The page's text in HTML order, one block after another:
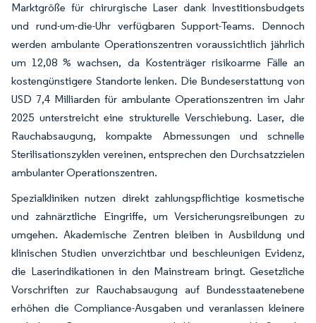
Marktgröße für chirurgische Laser dank Investitionsbudgets
und rund-um-die-Uhr verfügbaren Support-Teams. Dennoch
werden ambulante Operationszentren voraussichtlich jährlich
um 12,08 % wachsen, da Kostenträger risikoarme Fälle an
kostengünstigere Standorte lenken. Die Bundeserstattung von
USD 7,4 Milliarden für ambulante Operationszentren im Jahr
2025 unterstreicht eine strukturelle Verschiebung. Laser, die
Rauchabsaugung, kompakte Abmessungen und schnelle
Sterilisationszyklen vereinen, entsprechen den Durchsatzzielen
ambulanter Operationszentren.
Spezialkliniken nutzen direkt zahlungspflichtige kosmetische
und zahnärztliche Eingriffe, um Versicherungsreibungen zu
umgehen. Akademische Zentren bleiben in Ausbildung und
klinischen Studien unverzichtbar und beschleunigen Evidenz,
die Laserindikationen in den Mainstream bringt. Gesetzliche
Vorschriften zur Rauchabsaugung auf Bundesstaatenebene
erhöhen die Compliance-Ausgaben und veranlassen kleinere